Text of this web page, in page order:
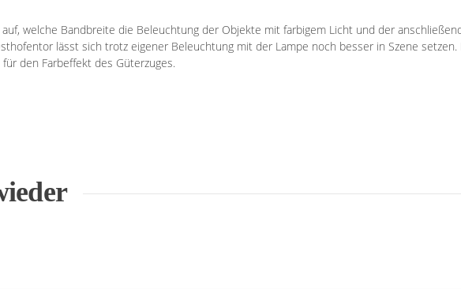
welche Bandbreite die Beleuchtung der Objekte mit farbigem Licht und der
lässt sich trotz eigener Beleuchtung mit der Lampe noch besser in Szene setzen.
den Farbeffekt des Güterzuges.